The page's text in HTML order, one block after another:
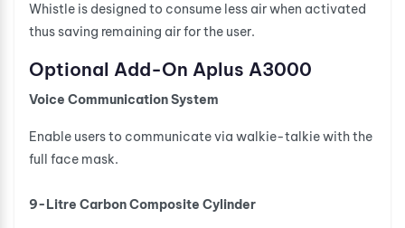
Whistle is designed to consume less air when activated
thus saving remaining air for the user.
Optional Add-On Aplus A3000
Voice Communication System
Enable users to communicate via walkie-talkie with the
full face mask.
9-Litre Carbon Composite Cylinder